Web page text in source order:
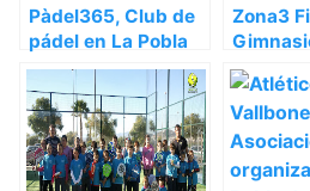
Pàdel365, Club de
pádel en La Pobla
de Vallbona –
Valencia
Zona3
Pobla de
Valencia